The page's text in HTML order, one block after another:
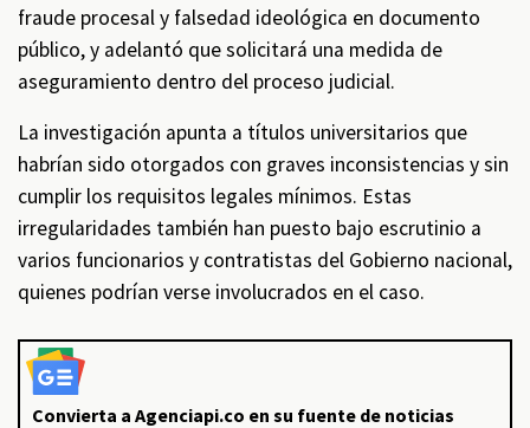
fraude procesal y falsedad ideológica en documento
público, y adelantó que solicitará una medida de
aseguramiento dentro del proceso judicial.
La investigación apunta a títulos universitarios que
habrían sido otorgados con graves inconsistencias y sin
cumplir los requisitos legales mínimos. Estas
irregularidades también han puesto bajo escrutinio a
varios funcionarios y contratistas del Gobierno nacional,
quienes podrían verse involucrados en el caso.
Convierta a Agenciapi.co en su fuente de noticias